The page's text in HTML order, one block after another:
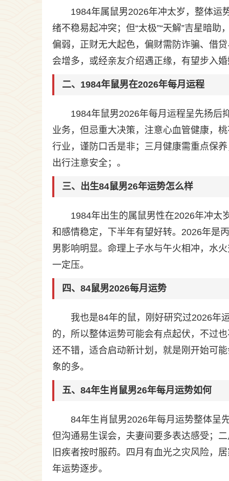
1984年属鼠男2026年冲太岁，整体运
绪不稳易起冲突；但“太极”“天解”吉星暗
偏弱，正财无大起色，偏财需防诈骗、借
会增多，或经亲友介绍遇正缘，有望步入婚
二、1984年鼠男在2026年每月运程
1984年鼠男2026年每月运程呈先扬后
业务，但忌重大决策，注意心血管健康，
行业，谨防口舌是非；三月健康需重点保
出行注意安全；。
三、出生84鼠男26年运势怎么样
1984年出生的属鼠男性在2026年冲太
和感情稳定，下半年有望好转。2026年是
男影响明显。命理上子水与午火相冲，水
一定压。
四、84鼠男2026每月运势
我也是84年的鼠，刚好研究过2026年
的，所以整体运势可能会有点起伏，不过
还不错，适合启动新计划，就是刚开始可
象的多。
五、84年生肖鼠男26年每月运势如何
84年生肖鼠男2026年每月运势整体呈
但沟通易生误会，夫妻间要多表达感受；
旧疾者按时服药。四月有血光之灾风险，
年运势逐步。